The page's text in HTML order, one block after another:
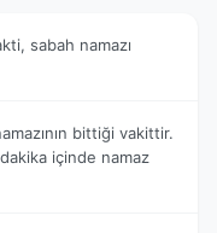
sabah namazı
bittiği vakittir.
içinde namaz